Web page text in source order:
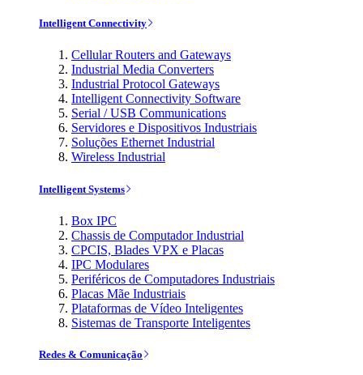
Intelligent Connectivity
Cellular Routers and Gateways
Industrial Media Converters
Industrial Protocol Gateways
Intelligent Connectivity Software
Serial / USB Communications
Servidores e Dispositivos Industriais
Soluções Ethernet Industrial
Wireless Industrial
Intelligent Systems
Box IPC
Chassis de Computador Industrial
CPCIS, Blades VPX e Placas
IPC Modulares
Periféricos de Computadores Industriais
Placas Mãe Industriais
Plataformas de Vídeo Inteligentes
Sistemas de Transporte Inteligentes
Redes & Comunicação